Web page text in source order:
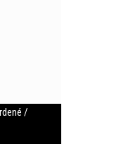
/